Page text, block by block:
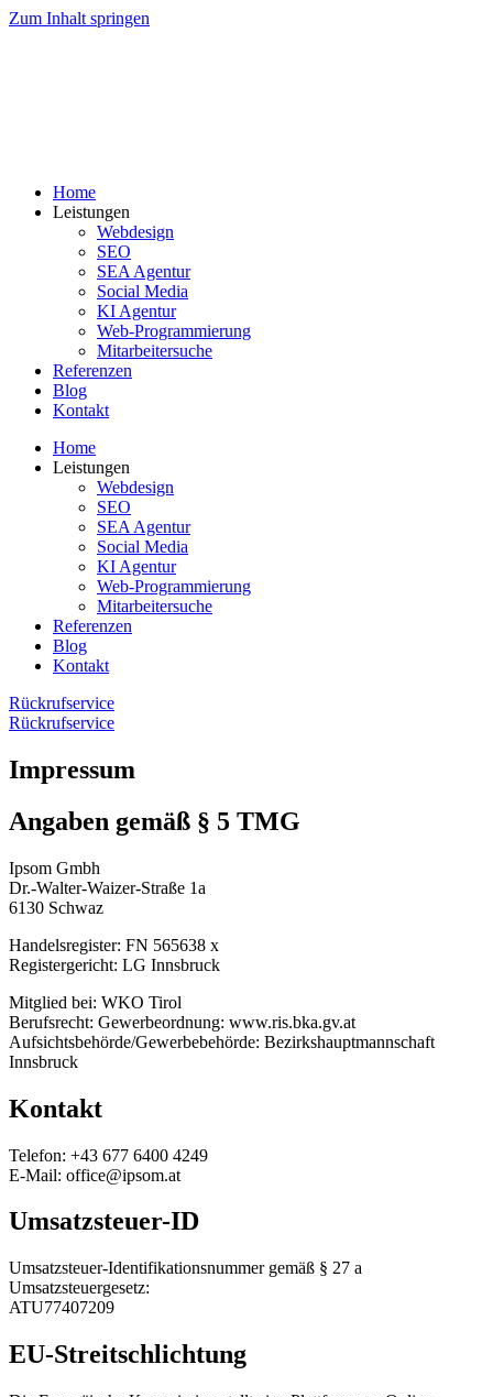
Zum Inhalt springen
Home
Leistungen
Webdesign
SEO
SEA Agentur
Social Media
KI Agentur
Web-Programmierung
Mitarbeitersuche
Referenzen
Blog
Kontakt
Home
Leistungen
Webdesign
SEO
SEA Agentur
Social Media
KI Agentur
Web-Programmierung
Mitarbeitersuche
Referenzen
Blog
Kontakt
Rückrufservice
Rückrufservice
Impressum
Angaben gemäß § 5 TMG
Ipsom Gmbh
Dr.-Walter-Waizer-Straße 1a
6130 Schwaz
Handelsregister: FN 565638 x
Registergericht: LG Innsbruck
Mitglied bei: WKO Tirol
Berufsrecht: Gewerbeordnung: www.ris.bka.gv.at
Aufsichtsbehörde/Gewerbebehörde: Bezirkshauptmannschaft
Innsbruck
Kontakt
Telefon: +43 677 6400 4249
E-Mail: office@ipsom.at
Umsatzsteuer-ID
Umsatzsteuer-Identifikationsnummer gemäß § 27 a
Umsatzsteuergesetz:
ATU77407209
EU-Streitschlichtung